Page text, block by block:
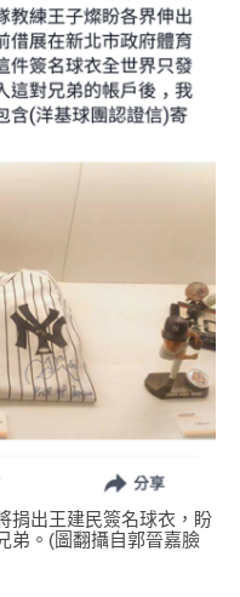
捐出王建民簽名球衣，盼
弟。(圖翻攝自郭晉嘉臉